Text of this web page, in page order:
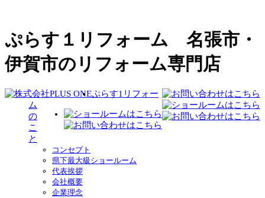
ぷらす１リフォーム 名張市・
伊賀市のリフォーム専門店
ぷらす1リフォー
ム
の
こ
と
コンセプト
県下最大級ショールーム
代表挨拶
会社概要
企業理念